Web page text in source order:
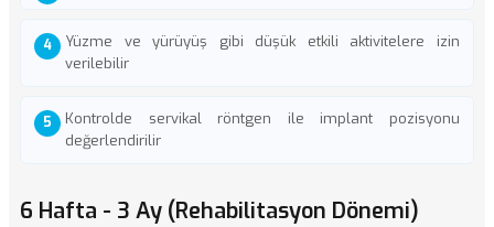
Yüzme ve yürüyüş gibi düşük etkili aktivitelere izin
verilebilir
Kontrolde servikal röntgen ile implant pozisyonu
değerlendirilir
6 Hafta - 3 Ay (Rehabilitasyon Dönemi)